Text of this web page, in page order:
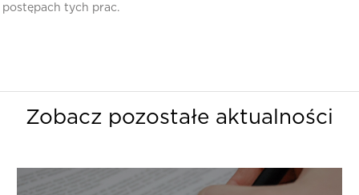
postępach tych prac.
Zobacz pozostałe aktualności